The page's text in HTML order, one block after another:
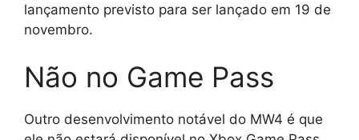
lançamento previsto para ser lançado em 19 de
novembro.
Não no Game Pass
Outro desenvolvimento notável do MW4 é que